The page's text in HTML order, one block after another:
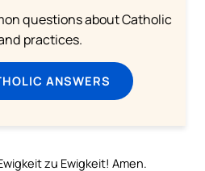
questions about Catholic
practices.
ANSWERS
zu Ewigkeit! Amen.